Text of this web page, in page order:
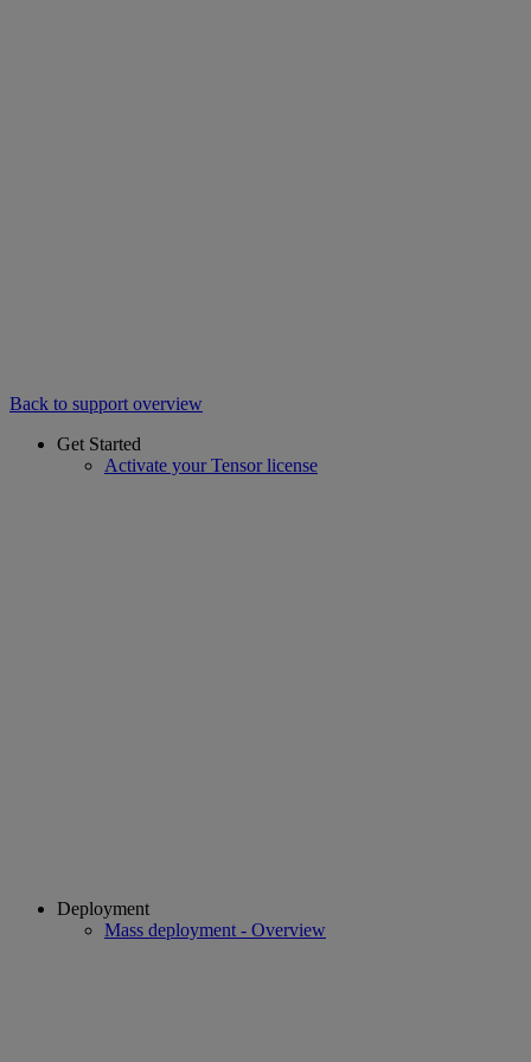
Back to support overview
Get Started
Activate your Tensor license
Deployment
Mass deployment - Overview